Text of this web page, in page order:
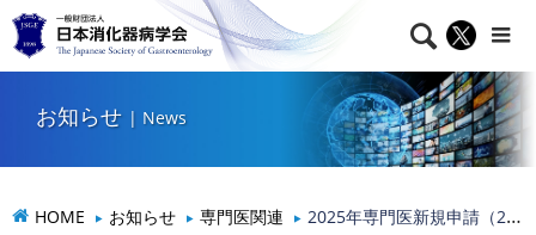

NEWS お知らせ
お知らせ | News
HOME お知らせ 専門医関連 2025年専門医新規申請（2月1日より申請システム公開）